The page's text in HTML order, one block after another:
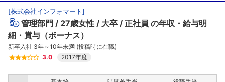
[株式会社インフォマート]
管理部門 27歳女性 大卒 正社員 の年収・給与明
細・賞与（ボーナス）
新卒入社 3年～10年未満 (投稿時に在職)
3.0
2017年度